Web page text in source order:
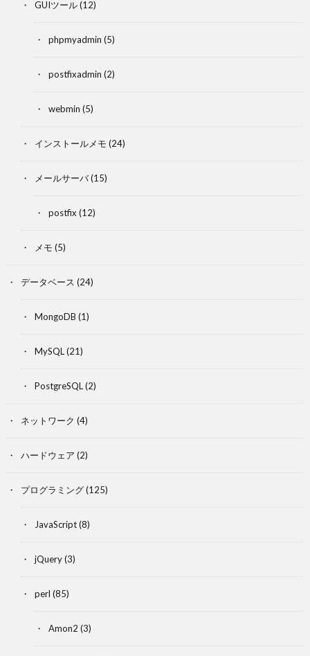
GUIツール(12)
phpmyadmin (5)
postfixadmin (2)
webmin (5)
インストールメモ (24)
メールサーバ(15)
postfix (12)
メモ (5)
データベース (24)
MongoDB (1)
MySQL(21)
PostgreSQL(2)
ネットワーク (4)
ハードウェア (2)
プログラミング(125)
JavaScript(8)
jQuery(3)
perl (85)
Amon2 (3)